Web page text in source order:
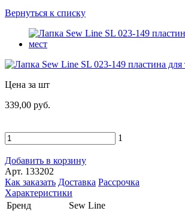
Вернуться к списку
Цена за шт
339,00 руб.
1
Добавить в корзину
Арт. 133202
Как заказать Доставка Рассрочка
Характеристики
Бренд
Sew Line